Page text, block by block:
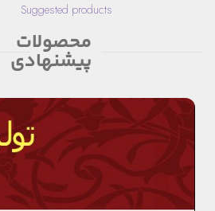
Suggested products
محصولات
پیشنهادی